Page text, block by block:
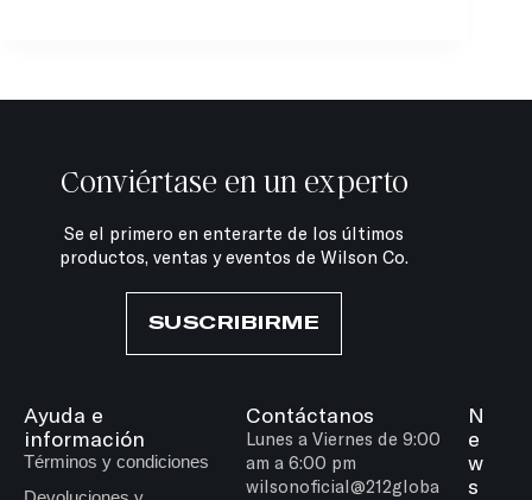
Conviértase en un experto
Se el primero en enterarte de los últimos
productos, ventas y eventos de Wilson Co.
SUSCRIBIRME
Ayuda e
información
Términos y condiciones
Contáctanos
Lunes a Viernes de 9:00
am a 6:00 pm
wilsonoficial@212globa
N
e
w
s